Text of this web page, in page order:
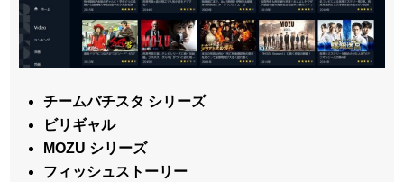
チームバチスタ シリーズ
ビリギャル
MOZU シリーズ
フィッシュストーリー